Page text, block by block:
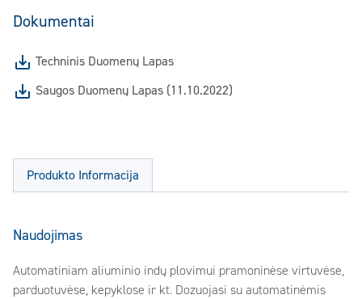
Dokumentai
Techninis Duomenų Lapas
Saugos Duomenų Lapas (11.10.2022)
Produkto Informacija
Naudojimas
Automatiniam aliuminio indų plovimui pramoninėse virtuvėse,
parduotuvėse, kepyklose ir kt. Dozuojasi su automatinėmis